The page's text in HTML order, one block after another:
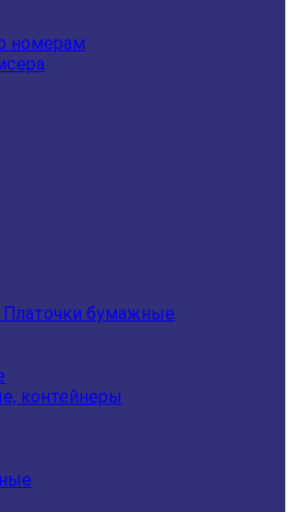
номерам
бумажные
контейнеры